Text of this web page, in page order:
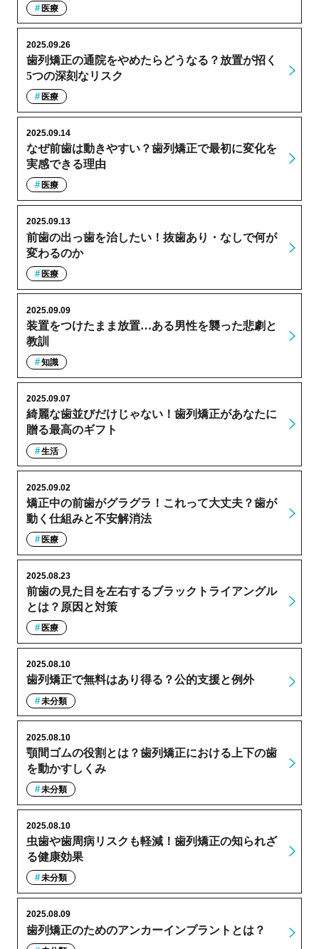
医療
歯列矯正の通院をやめたらどうなる？放置が招く
5つの深刻なリスク
2025.09.26
医療
なぜ前歯は動きやすい？歯列矯正で最初に変化を
実感できる理由
2025.09.14
医療
前歯の出っ歯を治したい！抜歯あり・なしで何が
変わるのか
2025.09.13
医療
装置をつけたまま放置…ある男性を襲った悲劇と
教訓
2025.09.09
知識
綺麗な歯並びだけじゃない！歯列矯正があなたに
贈る最高のギフト
2025.09.07
生活
矯正中の前歯がグラグラ！これって大丈夫？歯が
動く仕組みと不安解消法
2025.09.02
医療
前歯の見た目を左右するブラックトライアングル
とは？原因と対策
2025.08.23
医療
歯列矯正で無料はあり得る？公的支援と例外
2025.08.10
未分類
顎間ゴムの役割とは？歯列矯正における上下の歯
を動かすしくみ
2025.08.10
未分類
虫歯や歯周病リスクも軽減！歯列矯正の知られざ
る健康効果
2025.08.10
未分類
歯列矯正のためのアンカーインプラントとは？
2025.08.09